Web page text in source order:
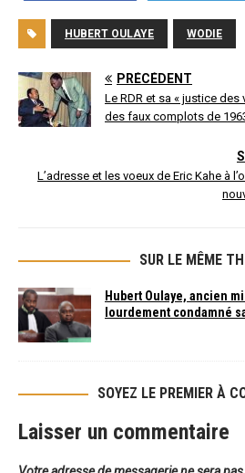
HUBERT OULAYE WODIE
PRÉCÉDENT
Le RDR et sa « justice
des faux complots de
L’adresse et les voeux de Eric Kahe à
SUR LE MÊME
Hubert Oulaye, ancien
lourdement condamné
SOYEZ LE PREMIER À
Laisser un commentaire